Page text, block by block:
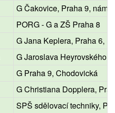
G Čakovice, Praha 9, nám.
PORG - G a ZŠ Praha 8
G Jana Keplera, Praha 6,
G Jaroslava Heyrovského,
G Praha 9, Chodovická
G Christiana Dopplera,
SPŠ sdělovací techniky,